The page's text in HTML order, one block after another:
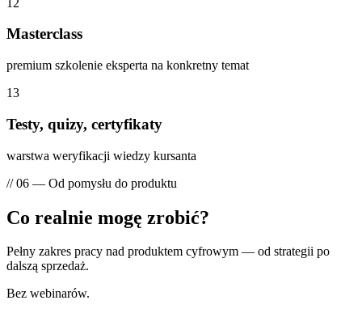
Masterclass
premium szkolenie eksperta na konkretny temat
13
Testy, quizy, certyfikaty
warstwa weryfikacji wiedzy kursanta
// 06 — Od pomysłu do produktu
Co realnie mogę zrobić?
Pełny zakres pracy nad produktem cyfrowym — od strategii po
dalszą sprzedaż.
Bez webinarów.